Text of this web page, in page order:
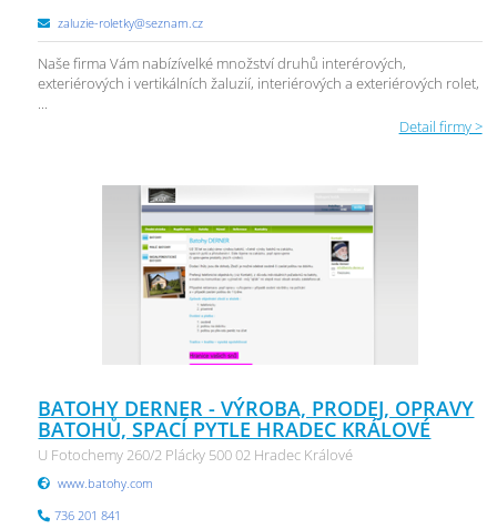
zaluzie-roletky@seznam.cz
Naše firma Vám nabízívelké množství druhů interérových,
exteriérových i vertikálních žaluzií, interiérových a exteriérových rolet,
...
Detail firmy >
BATOHY DERNER - VÝROBA, PRODEJ, OPRAVY
BATOHŮ, SPACÍ PYTLE HRADEC KRÁLOVÉ
U Fotochemy 260/2 Plácky 500 02 Hradec Králové
www.batohy.com
736 201 841